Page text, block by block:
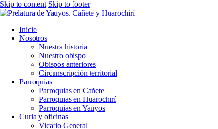
Skip to content Skip to footer
Inicio
Nosotros
Nuestra historia
Nuestro obispo
Obispos anteriores
Circunscripción territorial
Parroquias
Parroquias en Cañete
Parroquias en Huarochirí
Parroquias en Yauyos
Curia y oficinas
Vicario General